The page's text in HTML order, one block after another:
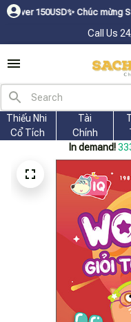
Chúc mừng Sachnhanvan.com
Call Us
Thiếu Nhi
Cổ Tích
Tài
Chính
In demand!